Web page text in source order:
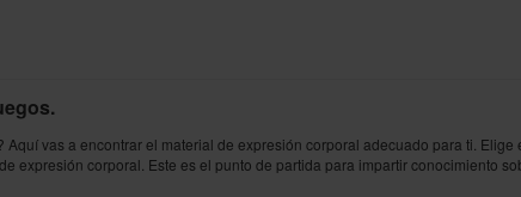
vas a encontrar el material de expresión corporal adecuado para ti.
expresión corporal. Este es el punto de partida para impartir conocimiento